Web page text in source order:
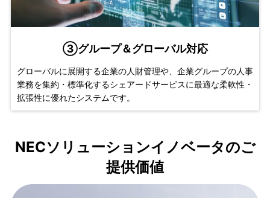
③グループ＆グローバル対応
グローバルに展開する企業の人財管理や、企業グループの人事
業務を集約・標準化するシェアードサービスに最適な柔軟性・
拡張性に優れたシステムです。
NECソリューションイノベータのご
提供価値